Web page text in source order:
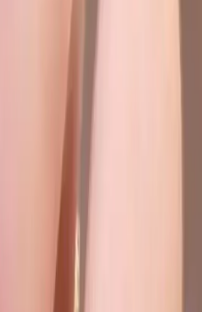
kullanımda tırnakların
edilir.
farklı renk ve model
tonlarının yanı sıra çeşitli
ürünler kişisel tarzınızı
çiçek motifleri özellikle feminen